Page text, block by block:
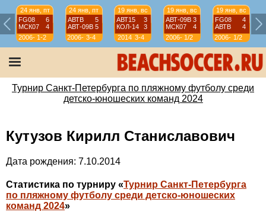
24 янв, пт
FG08
6
МСК07
4
2006-
07
1-2
24 янв, пт
АВТВ
5
АВТ-09B 5
2006-
07
3-4
19 янв, вс
АВТ15
3
КОЛ-14
3
2014 3-4
19 янв, вс
АВТ-09B 3
МСК07
4
2006-
07
1/2
19 янв, вс
FG08
4
АВТВ
4
2006-
07
1/2
Турнир Санкт-Петербурга по пляжному футболу среди
детско-юношеских команд 2024
Кутузов Кирилл Станиславович
Дата рождения: 7.10.2014
Статистика по турниру «Турнир Санкт-Петербурга
по пляжному футболу среди детско-юношеских
команд 2024»